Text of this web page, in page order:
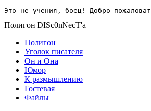
Это не учения, боец! Добро
Полигон DISc0nNecT'a
Полигон
Уголок писателя
Он и Она
Юмор
К размышлению
Гостевая
Файлы